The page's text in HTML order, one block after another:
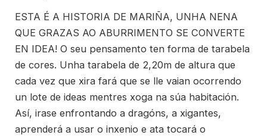
ESTA É A HISTORIA DE MARIÑA, UNHA NENA
QUE GRAZAS AO ABURRIMENTO SE CONVERTE
EN IDEA! O seu pensamento ten forma de tarabela
de cores. Unha tarabela de 2,20m de altura que
cada vez que xira fará que se lle vaian ocorrendo
un lote de ideas mentres xoga na súa habitación.
Así, irase enfrontando a dragóns, a xigantes,
aprenderá a usar o inxenio e ata tocará o